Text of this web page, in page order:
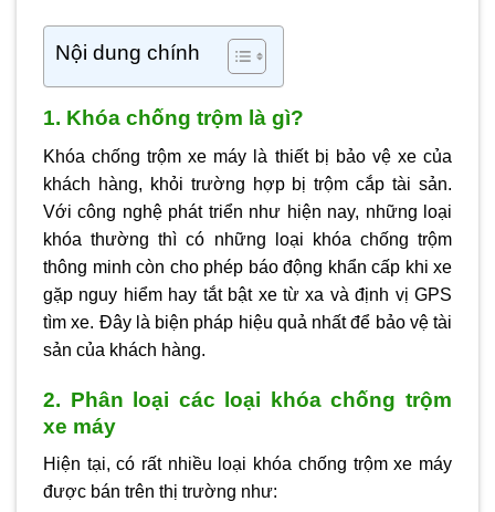
Nội dung chính
1. Khóa chống trộm là gì?
Khóa chống trộm xe máy là thiết bị bảo vệ xe của
khách hàng, khỏi trường hợp bị trộm cắp tài sản.
Với công nghệ phát triển như hiện nay, những loại
khóa thường thì có những loại khóa chống trộm
thông minh còn cho phép báo động khẩn cấp khi xe
gặp nguy hiểm hay tắt bật xe từ xa và định vị GPS
tìm xe. Đây là biện pháp hiệu quả nhất để bảo vệ tài
sản của khách hàng.
2. Phân loại các loại khóa chống trộm
xe máy
Hiện tại, có rất nhiều loại khóa chống trộm xe máy
được bán trên thị trường như: